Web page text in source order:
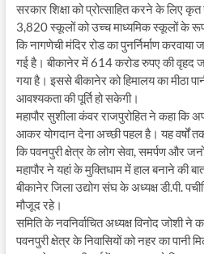
सरकार शिक्षा को प्रोत्साहित करने के लिए कृत
3,820 स्कूलों को उच्च माध्यमिक स्कूलों के रूप
कि नागणेची मंदिर रोड का पुनर्निर्माण करवाया
गई है। बीकानेर में 614 करोड रुपए की वृहद
गया है। इससे बीकानेर को हिमालय का मीठा
आवश्यकता की पूर्ति हो सकेगी।
महापौर सुशीला कंवर राजपुरोहित ने कहा कि
आकर योगदान देना अच्छी पहल है। यह वर्षों
कि पवनपुरी क्षेत्र के लोग सेवा, समर्पण और
महापौर ने यहां के मुक्तिधाम में हाल बनाने की
बीकानेर जिला उद्योग संघ के अध्यक्ष डी.पी.
मौजूद रहे।
समिति के नवनिर्वाचित अध्यक्ष विनोद जोशी ने
पवनपुरी क्षेत्र के निवासियों को नहर का